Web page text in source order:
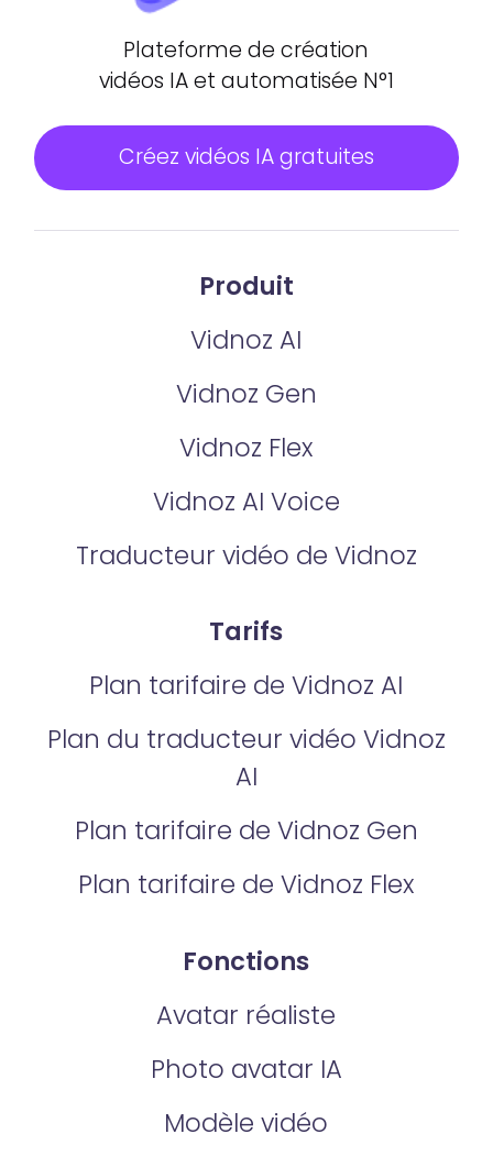
Plateforme de création
vidéos IA et automatisée N°1
Créez vidéos IA gratuites
Produit
Vidnoz AI
Vidnoz Gen
Vidnoz Flex
Vidnoz AI Voice
Traducteur vidéo de Vidnoz
Tarifs
Plan tarifaire de Vidnoz AI
Plan du traducteur vidéo Vidnoz
AI
Plan tarifaire de Vidnoz Gen
Plan tarifaire de Vidnoz Flex
Fonctions
Avatar réaliste
Photo avatar IA
Modèle vidéo